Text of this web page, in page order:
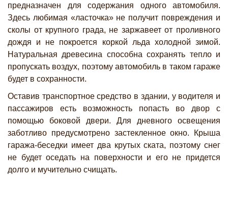
предназначен для содержания одного автомобиля.
Здесь любимая «ласточка» не получит повреждения и
сколы от крупного града, не заржавеет от проливного
дождя и не покроется коркой льда холодной зимой.
Натуральная древесина способна сохранять тепло и
пропускать воздух, поэтому автомобиль в таком гараже
будет в сохранности.
Оставив транспортное средство в здании, у водителя и
пассажиров есть возможность попасть во двор с
помощью боковой двери. Для дневного освещения
заботливо предусмотрено застекленное окно. Крыша
гаража-беседки имеет два крутых ската, поэтому снег
не будет оседать на поверхности и его не придется
долго и мучительно счищать.